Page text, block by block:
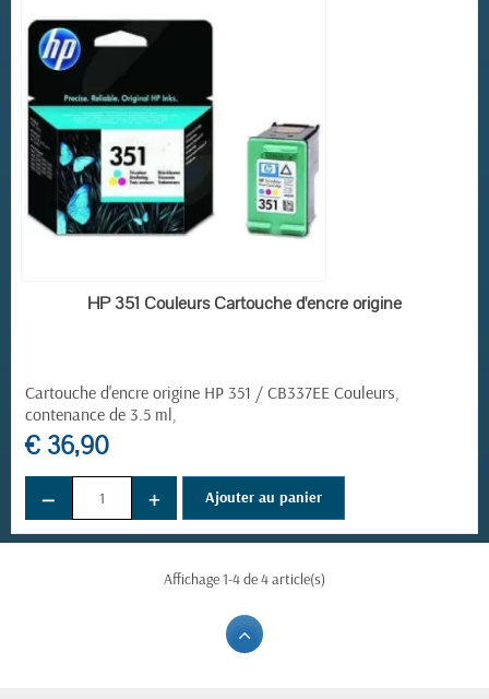
EN STOCK
HP 351 Couleurs Cartouche d'encre origine
Cartouche d'encre origine HP 351 / CB337EE Couleurs,
contenance de 3.5 ml,
€ 36,90
− + Ajouter au panier
Affichage 1-4 de 4 article(s)